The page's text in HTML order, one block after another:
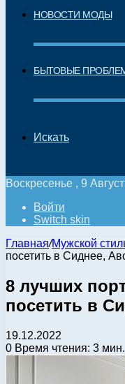
НОВОСТИ МОДЫ
БЫТОВЫЕ
Искать
Воскресенье , 9
Войти
Switch skin
Главная/Мужской
посетить в Сиднее,
8 лучших
посетить в
19.12.2022
0 Время чтения: 3 мин.